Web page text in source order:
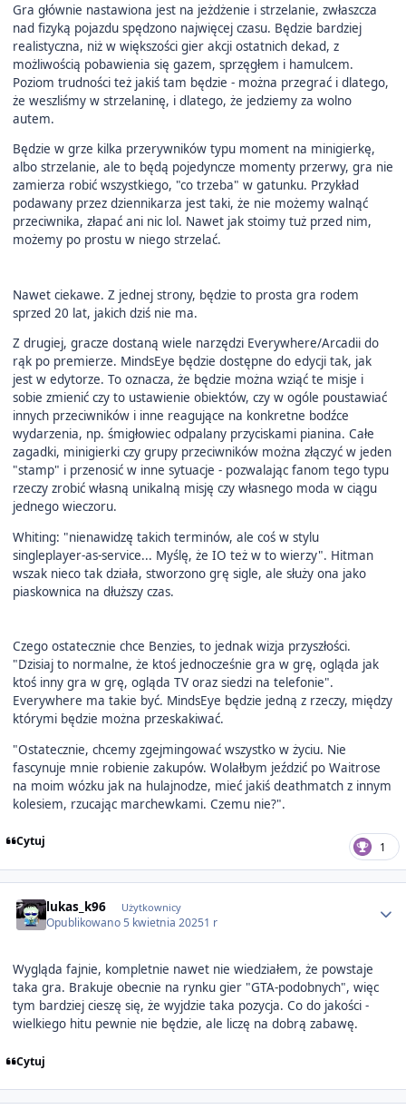
Gra głównie nastawiona jest na jeżdżenie i strzelanie, zwłaszcza
nad fizyką pojazdu spędzono najwięcej czasu. Będzie bardziej
realistyczna, niż w większości gier akcji ostatnich dekad, z
możliwością pobawienia się gazem, sprzęgłem i hamulcem.
Poziom trudności też jakiś tam będzie - można przegrać i dlatego,
że weszliśmy w strzelaninę, i dlatego, że jedziemy za wolno
autem.
Będzie w grze kilka przerywników typu moment na minigierkę,
albo strzelanie, ale to będą pojedyncze momenty przerwy, gra nie
zamierza robić wszystkiego, "co trzeba" w gatunku. Przykład
podawany przez dziennikarza jest taki, że nie możemy walnąć
przeciwnika, złapać ani nic lol. Nawet jak stoimy tuż przed nim,
możemy po prostu w niego strzelać.
Nawet ciekawe. Z jednej strony, będzie to prosta gra rodem
sprzed 20 lat, jakich dziś nie ma.
Z drugiej, gracze dostaną wiele narzędzi Everywhere/Arcadii do
rąk po premierze. MindsEye będzie dostępne do edycji tak, jak
jest w edytorze. To oznacza, że będzie można wziąć te misje i
sobie zmienić czy to ustawienie obiektów, czy w ogóle poustawiać
innych przeciwników i inne reagujące na konkretne bodźce
wydarzenia, np. śmigłowiec odpalany przyciskami pianina. Całe
zagadki, minigierki czy grupy przeciwników można złączyć w jeden
"stamp" i przenosić w inne sytuacje - pozwalając fanom tego typu
rzeczy zrobić własną unikalną misję czy własnego moda w ciągu
jednego wieczoru.
Whiting: "nienawidzę takich terminów, ale coś w stylu
singleplayer-as-service... Myślę, że IO też w to wierzy". Hitman
wszak nieco tak działa, stworzono grę sigle, ale służy ona jako
piaskownica na dłuższy czas.
Czego ostatecznie chce Benzies, to jednak wizja przyszłości.
"Dzisiaj to normalne, że ktoś jednocześnie gra w grę, ogląda jak
ktoś inny gra w grę, ogląda TV oraz siedzi na telefonie".
Everywhere ma takie być. MindsEye będzie jedną z rzeczy, między
którymi będzie można przeskakiwać.
"Ostatecznie, chcemy zgejmingować wszystko w życiu. Nie
fascynuje mnie robienie zakupów. Wolałbym jeździć po Waitrose
na moim wózku jak na hulajnodze, mieć jakiś deathmatch z innym
kolesiem, rzucając marchewkami. Czemu nie?".
Cytuj 1
lukas_k96 Użytkownicy
Opublikowano 5 kwietnia 20251 r
Wygląda fajnie, kompletnie nawet nie wiedziałem, że powstaje
taka gra. Brakuje obecnie na rynku gier "GTA-podobnych", więc
tym bardziej cieszę się, że wyjdzie taka pozycja. Co do jakości -
wielkiego hitu pewnie nie będzie, ale liczę na dobrą zabawę.
Cytuj